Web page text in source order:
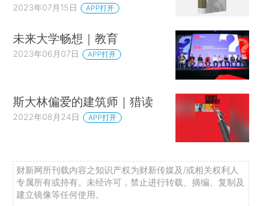
2023年07月15日 APP打开
未来大学畅想｜教育
2023年06月07日 APP打开
斯大林偏爱的建筑师｜猎读
2022年08月24日 APP打开
财新网所刊载内容之知识产权为财新传媒及/或相关权利人
专属所有或持有。未经许可，禁止进行转载、摘编、复制及
建立镜像等任何使用。